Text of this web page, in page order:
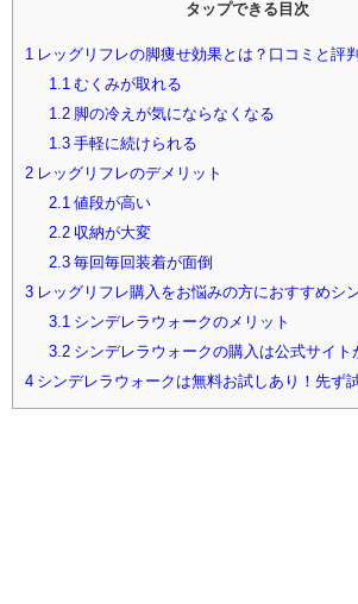
タップできる目次
1
レッグリフレの脚痩せ効果とは？口コミと評判
1.1 むくみが取れる
1.2脚の冷えが気にならなくなる
1.3手軽に続けられる
2 レッグリフレのデメリット
2.1 値段が高い
2.2収納が大変
2.3毎回毎回装着が面倒
3 レッグリフレ購入をお悩みの方におすすめシ
3.1
シンデレラウォークのメリット
3.2シンデレラウォークの購入は公式サイト
4 シンデレラウォークは無料お試しあり！先ず